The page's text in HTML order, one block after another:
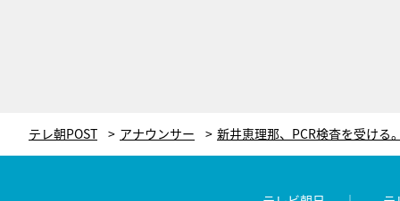
テレ朝POST アナウンサー